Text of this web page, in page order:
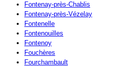
Fontenay-près-Chablis
Fontenay-près-Vézelay
Fontenelle
Fontenouilles
Fontenoy
Fouchères
Fourchambault